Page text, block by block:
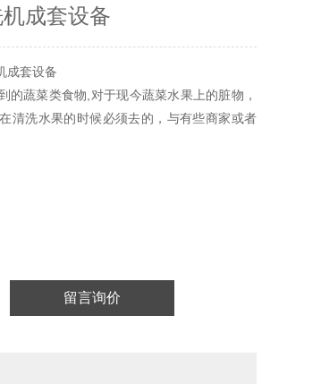
成套设备
成套设备
的蔬菜类食物,对于现今蔬菜水果上的脏物，
清洗水果的时候必须去的，与有些商家或者
用我们的双手去冲洗一下就可以了。
留言询价